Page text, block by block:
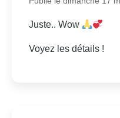
Juste.. Wow
Voyez les détails !